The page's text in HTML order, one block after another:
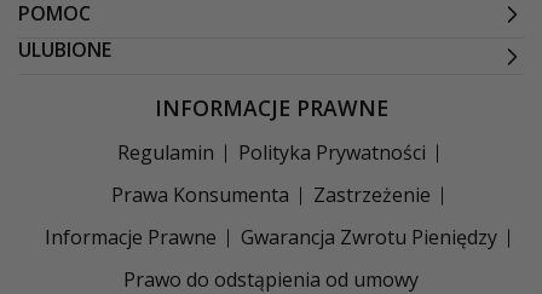
POMOC
ULUBIONE
INFORMACJE PRAWNE
Regulamin
Polityka Prywatności
Prawa Konsumenta
Zastrzeżenie
Informacje Prawne
Gwarancja Zwrotu Pieniędzy
Prawo do odstąpienia od umowy